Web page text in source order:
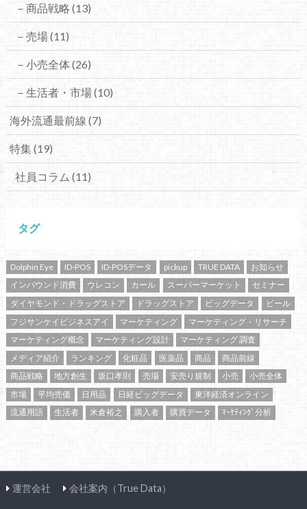
－商品戦略 (13)
－売場(11)
－小売全体(26)
－生活者・市場(10)
海外流通最前線 (7)
特集(19)
社員コラム (11)
タグ
Dolphin Eye ID-POS ID-POSデータ pickup TRUE DATA
お知らせ
インバウンド消費
ウレコン カール スーパーマーケット
セミナー
ダイヤモンド・ドラッグストア
ドラッグストア ビッグデータ
ビール
フジサンケイビジネスアイ
マーケティング
マーケティング・リサーチ
マーケティング概念
マーケティング設計
マーケティング 調査
メディア紹介
ランキング 化粧品 医薬品 商品
商品前線
商品戦略
地方創生 坂口孝則 売場 安売り規制 小売
小売全体
市場
平均売価 日用品 日経ビッグデータ
東洋経済オンライン
流通用語
生活者 米倉裕之 購入者 購買データ ﾏｰｹﾃｨﾝｸﾞ分析
運営会社 会社案内（True Data）